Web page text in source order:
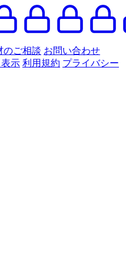
のご相談 お問い合わせ
示 利用規約 プライバシー